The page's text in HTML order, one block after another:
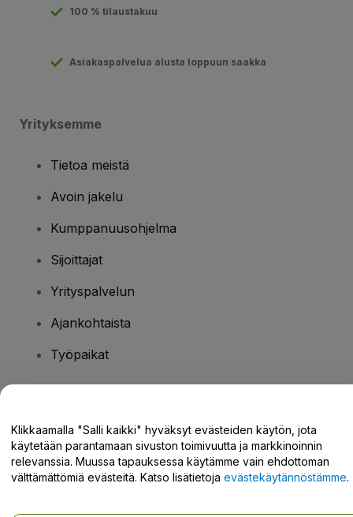
100 % tilaustakuu
Asiakaspalvelua alusta loppuun saakka
Yrityksemme
Tietoa meistä
Avoin jakelu
Kumppanuusohjelma
Sijoittajat
Yrityspalvelun
Ajankohtaista
Työpaikat
Tukikeskus / Ota meihin yhteyttä
Klikkaamalla "Salli kaikki" hyväksyt evästeiden käytön, jota
käytetään parantamaan sivuston toimivuutta ja markkinoinnin
relevanssia. Muussa tapauksessa käytämme vain ehdottoman
välttämättömiä evästeitä. Katso lisätietoja evästekäytännöstämme.